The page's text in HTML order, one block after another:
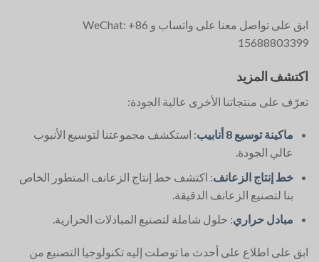
ابق على تواصل معنا على واتساب و WeChat: +86
15688803399
اكتشف المزيد
تعرّف على منتجاتنا الأخرى عالية الجودة:
ماكينة توسيع 8 أنابيب
: استكشف مجموعتنا لتوسيع الأنبوب
عالي الجودة.
خط إنتاج الزعانف: اكتشف خط إنتاج الزعانف المتطور الخاص
بنا لتصنيع الزعانف الدقيقة.
مبادل حراري: حلول شاملة لتصنيع المبادلات الحرارية.
ابق على اطلاع على أحدث ما توصلت إليه تكنولوجيا التصنيع من